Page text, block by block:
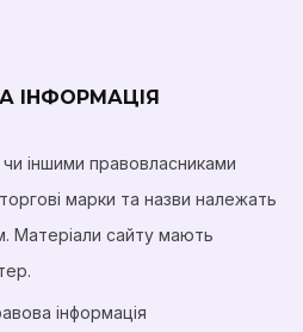
ІНФОРМАЦІЯ
іншими правовласниками
марки та назви належать
Матеріали сайту мають
інформація